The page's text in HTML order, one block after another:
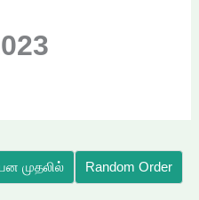
முதலில் Random Order